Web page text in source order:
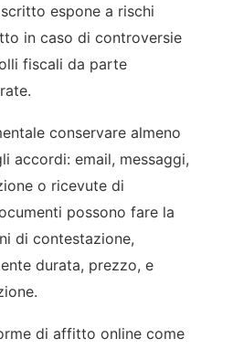
espone a rischi
in caso di controversie
fiscali da parte
conservare almeno
accordi: email, messaggi,
o ricevute di
possono fare la
di contestazione,
durata, prezzo, e
di affitto online come